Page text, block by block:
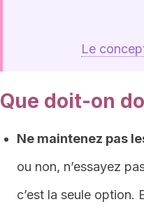
Le
Que doit-on
Ne maintenez pas
ou non, n’essayez
c’est la seule option.